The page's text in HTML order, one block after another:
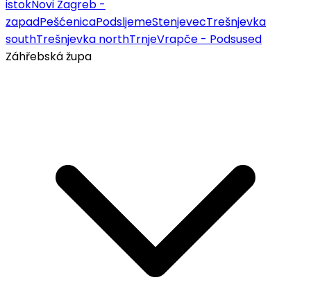
istokNovi Zagreb -
zapadPešćenicaPodsljemeStenjevecTrešnjevka
southTrešnjevka northTrnjeVrapče - Podsused
Záhřebská župa